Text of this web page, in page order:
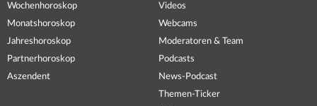
Wochenhoroskop
Monatshoroskop
Jahreshoroskop
Partnerhoroskop
Aszendent
Videos
Webcams
Moderatoren & Team
Podcasts
News-Podcast
Themen-Ticker